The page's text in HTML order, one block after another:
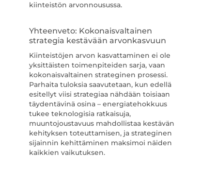
kiinteistön arvonnousussa.
Yhteenveto: Kokonaisvaltainen
strategia kestävään arvonkasvuun
Kiinteistöjen arvon kasvattaminen ei ole
yksittäisten toimenpiteiden sarja, vaan
kokonaisvaltainen strateginen prosessi.
Parhaita tuloksia saavutetaan, kun edellä
esitellyt viisi strategiaa nähdään toisiaan
täydentävinä osina – energiatehokkuus
tukee teknologisia ratkaisuja,
muuntojoustavuus mahdollistaa kestävän
kehityksen toteuttamisen, ja strateginen
sijainnin kehittäminen maksimoi näiden
kaikkien vaikutuksen.